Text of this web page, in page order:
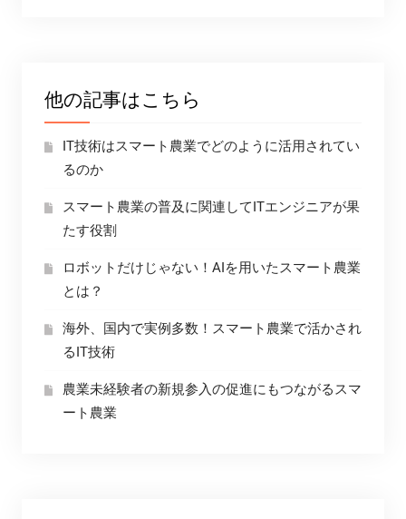
他の記事はこちら
IT技術はスマート農業でどのように活用されてい
るのか
スマート農業の普及に関連してITエンジニアが果
たす役割
ロボットだけじゃない！AIを用いたスマート農業
とは？
海外、国内で実例多数！スマート農業で活かされ
るIT技術
農業未経験者の新規参入の促進にもつながるスマ
ート農業